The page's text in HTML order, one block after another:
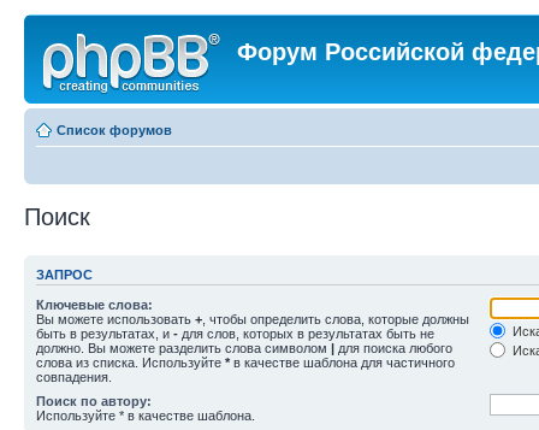
Форум Российской
Список форумов
Поиск
ЗАПРОС
Ключевые слова:
Вы можете использовать + , чтобы определить слова, которые должны
быть в результатах, и - для слов, которых в результатах быть не
должно. Вы можете разделить слова символом | для поиска любого
слова из списка. Используйте * в качестве шаблона для частичного
совпадения.
Поиск по автору:
Используйте * в качестве шаблона.